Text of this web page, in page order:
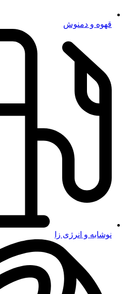
قهوه و دمنوش
نوشابه و انرژی زا